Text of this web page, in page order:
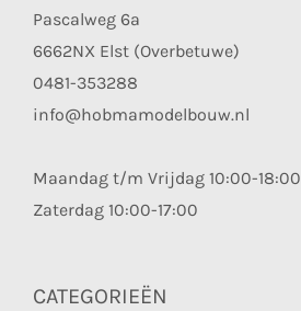
Pascalweg 6a
6662NX Elst (Overbetuwe)
0481-353288
info@hobmamodelbouw.nl
Maandag t/m Vrijdag 10:00-18:00
Zaterdag 10:00-17:00
CATEGORIEËN